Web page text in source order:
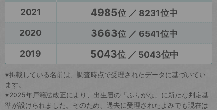
2021 4985位 ／ 8231位中
2020
3663位 ／ 6541位中
2019
5043位 ／ 5043位中
※掲載している名前は、調査時点で受理されたデータに基づいてい
ます。
※2025年戸籍法改正により、出生届の「ふりがな」に新たな判定基
準が設けられました。そのため、過去に受理されたよみでも現在は